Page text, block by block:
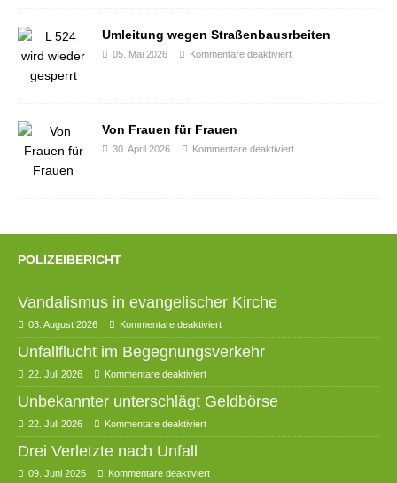
Umleitung wegen Straßenbausrbeiten
05. Mai 2026 Kommentare deaktiviert
Von Frauen für Frauen
30. April 2026 Kommentare deaktiviert
POLIZEIBERICHT
Vandalismus in evangelischer Kirche
03. August 2026 Kommentare deaktiviert
Unfallflucht im Begegnungsverkehr
22. Juli 2026 Kommentare deaktiviert
Unbekannter unterschlägt Geldbörse
22. Juli 2026 Kommentare deaktiviert
Drei Verletzte nach Unfall
09. Juni 2026 Kommentare deaktiviert